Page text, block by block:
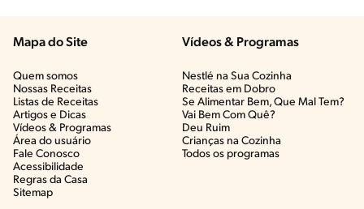
Mapa do Site
Quem somos
Nossas Receitas
Listas de Receitas​
Artigos e Dicas​
Vídeos & Programas​
Área do usuário
Fale Conosco
Acessibilidade
Regras da Casa
Sitemap
Vídeos & Programas​
Nestlé na Sua Cozinha
Receitas em Dobro
Se Alimentar Bem, Que Mal Tem?​
Vai Bem Com Quê?​
Deu Ruim​
Crianças na Cozinha​
Todos os programas